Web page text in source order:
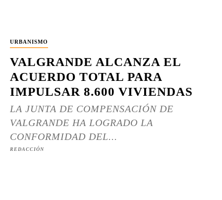
URBANISMO
VALGRANDE ALCANZA EL
ACUERDO TOTAL PARA
IMPULSAR 8.600 VIVIENDAS
LA JUNTA DE COMPENSACIÓN DE
VALGRANDE HA LOGRADO LA
CONFORMIDAD DEL...
REDACCIÓN